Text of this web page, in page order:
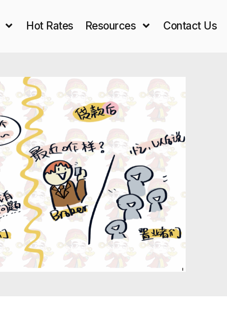
Hot Rates Resources Contact Us